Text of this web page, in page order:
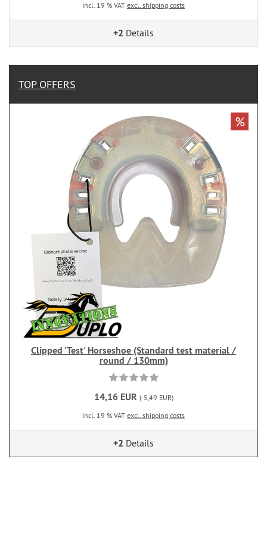
incl. 19 % VAT excl. shipping costs
+2 Details
TOP OFFERS
Clipped 'Test' Horseshoe (Standard test material /
round / 130mm)
14,16 EUR (-5,49 EUR)
incl. 19 % VAT excl. shipping costs
%
+2 Details